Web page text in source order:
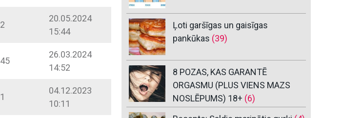
2
20.05.2024
15:44
45
26.03.2024
14:52
1
04.12.2023
10:11
Ļoti garšīgas un gaisīgas
pankūkas (39)
8 POZAS, KAS GARANTĒ
ORGASMU (PLUS VIENS MAZS
NOSLĒPUMS) 18+ (6)